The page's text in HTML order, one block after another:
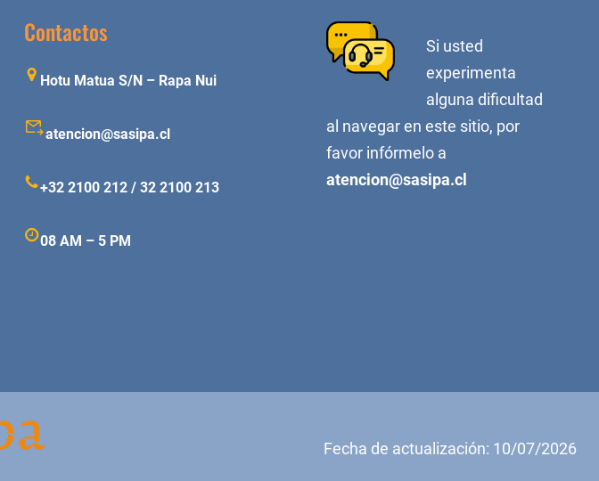
Contactos
Hotu Matua S/N – Rapa Nui
atencion@sasipa.cl
+32 2100 212 / 32 2100 213
08 AM – 5 PM
Si usted
experimenta
alguna dificultad
al navegar en este sitio, por
favor infórmelo a
atencion@sasipa.cl
Fecha de actualización: 10/07/2026